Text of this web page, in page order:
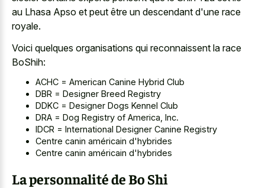
au Lhasa Apso et peut être un descendant d'une race
royale.
Voici quelques organisations qui reconnaissent la race
BoShih:
ACHC = American Canine Hybrid Club
DBR = Designer Breed Registry
DDKC = Designer Dogs Kennel Club
DRA = Dog Registry of America, Inc.
IDCR = International Designer Canine Registry
Centre canin américain d'hybrides
Centre canin américain d'hybrides
La personnalité de Bo Shi